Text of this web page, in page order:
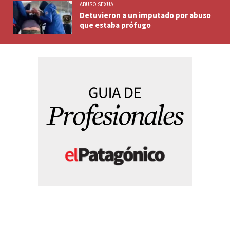
ABUSO SEXUAL
Detuvieron a un imputado por abuso
que estaba prófugo